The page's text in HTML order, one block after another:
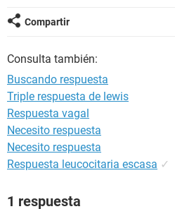
Compartir
Consulta también:
Buscando respuesta
Triple respuesta de lewis
Respuesta vagal
Necesito respuesta
Necesito respuesta
Respuesta leucocitaria escasa ✓
1 respuesta